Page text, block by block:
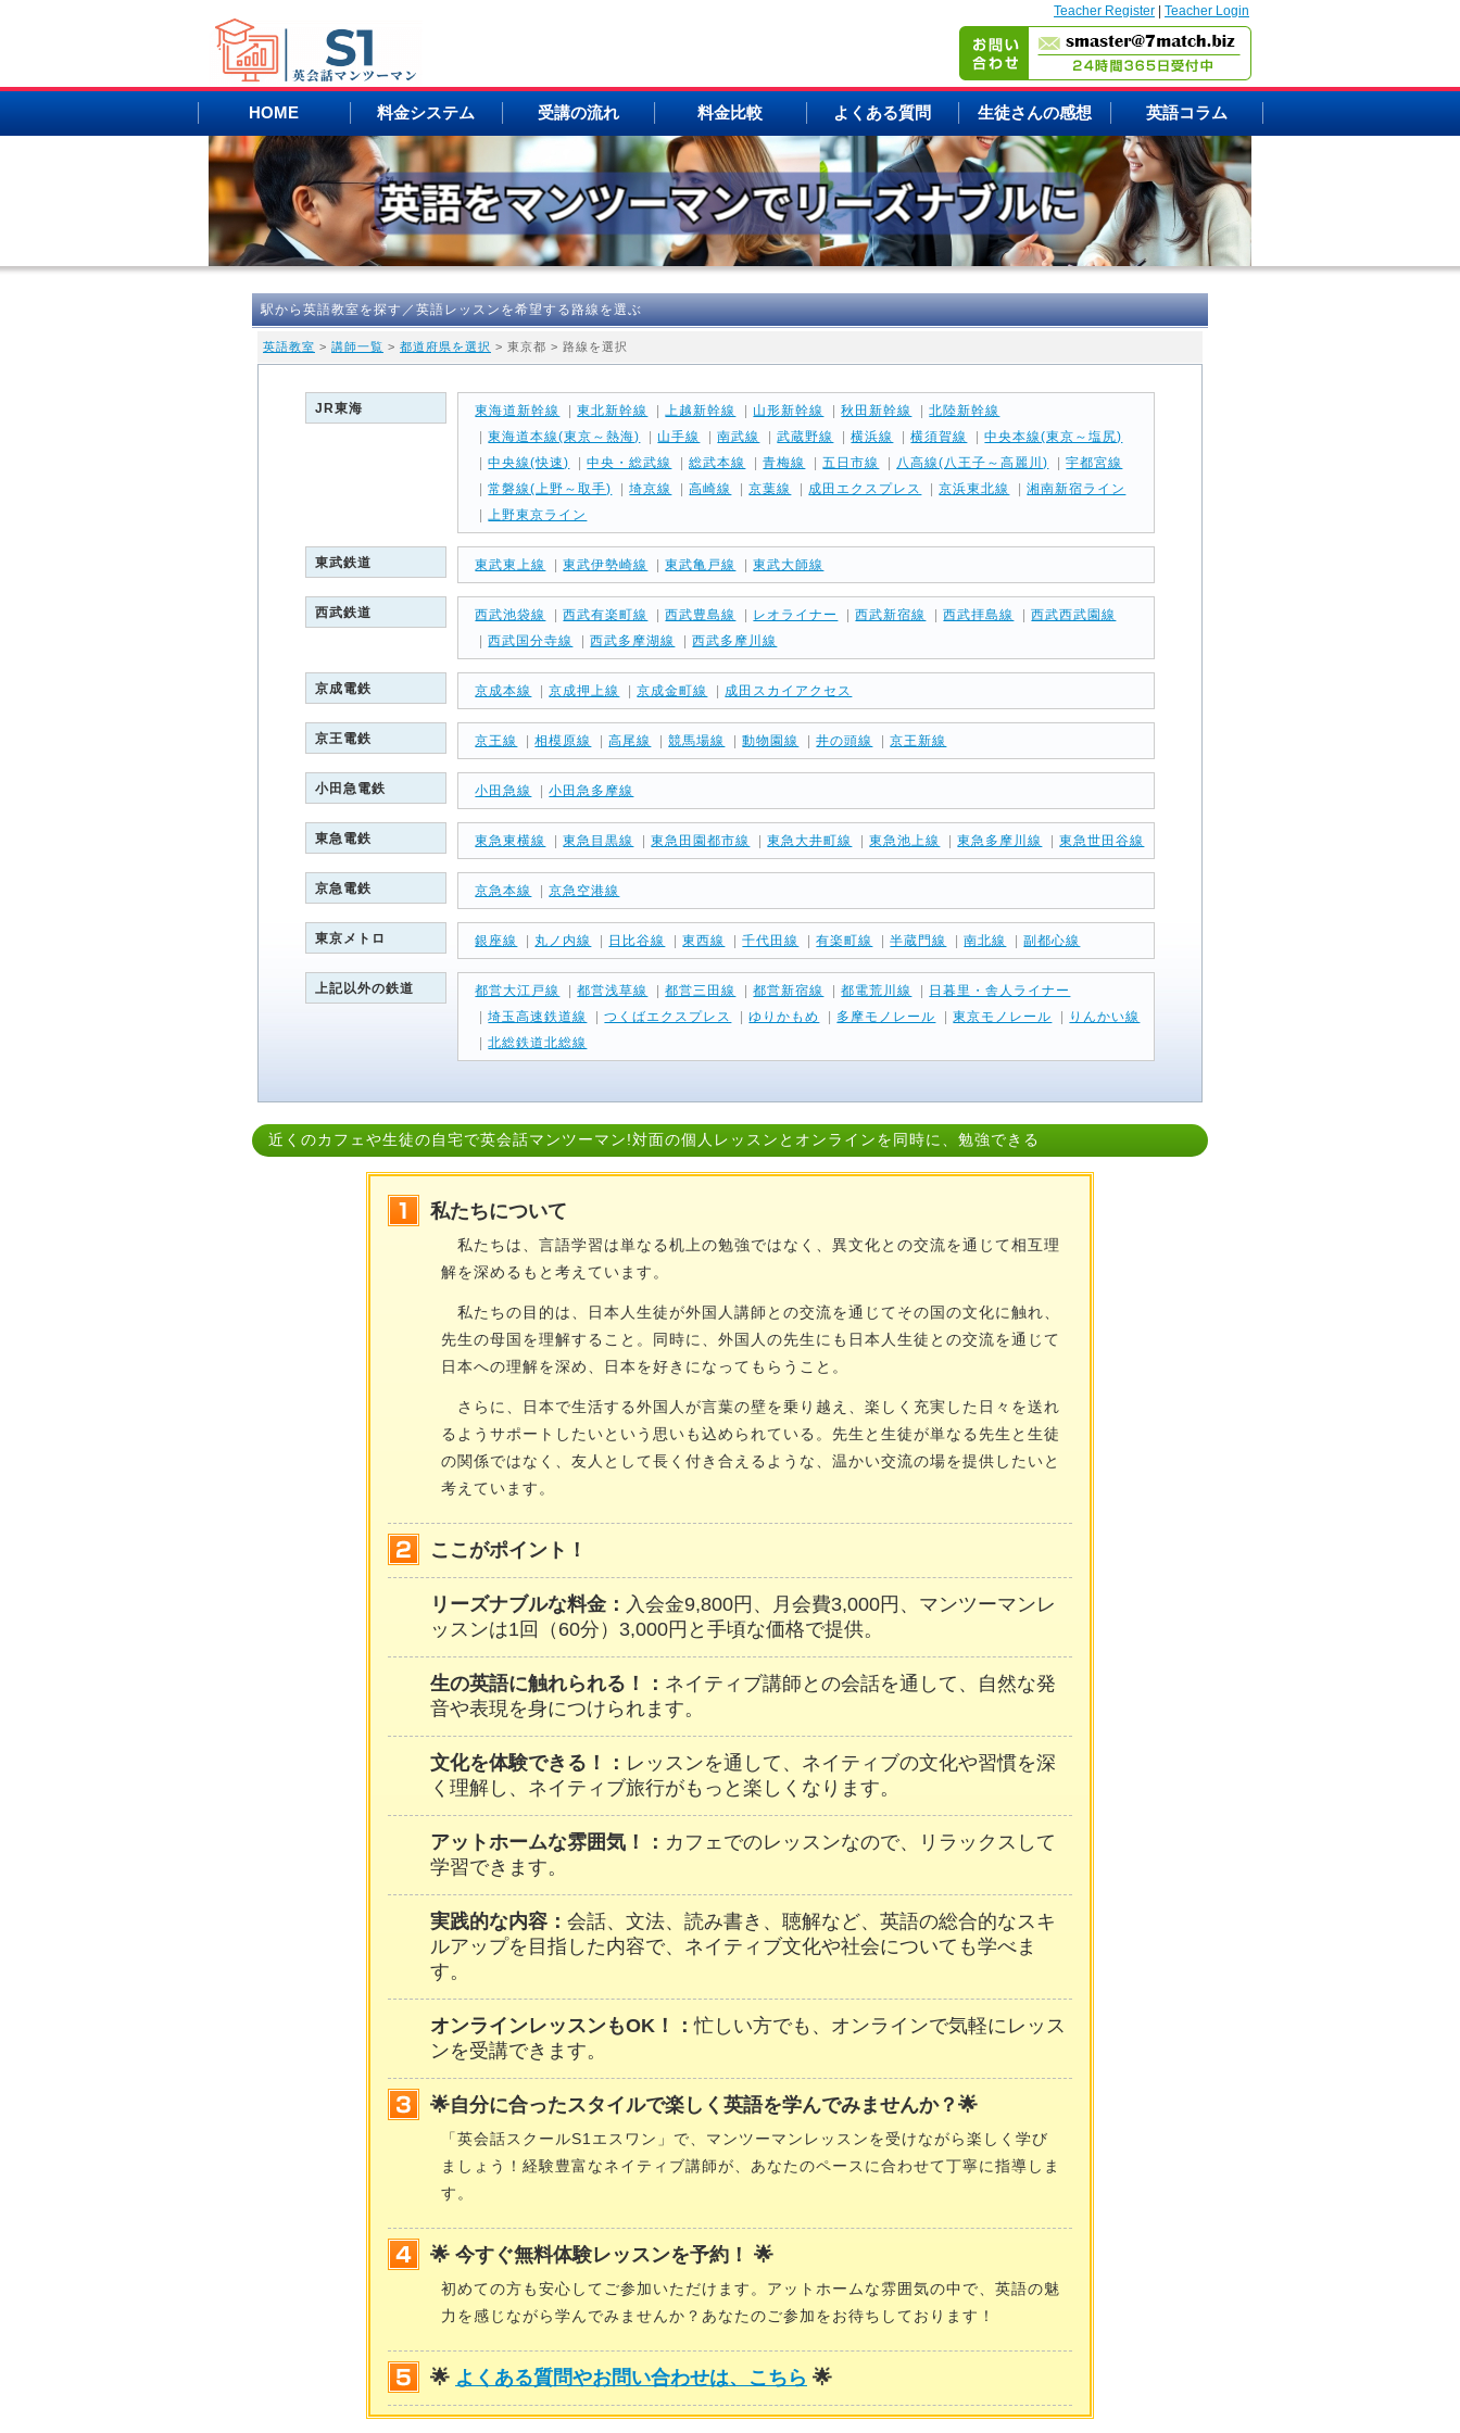
Teacher Register Teacher Login
HOME 料金システム 受講の流れ 料金比較 よくある質問 生徒さんの感想 英語コラム
駅から英語教室を探す／英語レッスンを希望する路線を選ぶ
英語教室 > 講師一覧 > 都道府県を選択 > 東京都 > 路線を選択
JR東海 東海道新幹線 |東北新幹線 |上越新幹線 山形新幹線 |秋田新幹線 |北陸新幹線
|東海道本線(東京～熱海) 山手線 |南武線 |武蔵野線 |横浜線 |横須賀線 |中央本線(東京～塩尻)
|中央線(快速) |中央・総武線 |総武本線 |青梅線 |五日市線 八高線(八王子～高麗川) |宇都宮線
|常磐線(上野～取手) |埼京線 |高崎線 |京葉線 成田エクスプレス |京浜東北線 |湘南新宿ライン
|上野東京ライン
東武鉄道 東武東上線 |東武伊勢崎線 |東武亀戸線 |東武大師線
西武鉄道 西武池袋線 |西武有楽町線 |西武豊島線 レオライナー |西武新宿線 |西武拝島線 |西武西武園線
|西武国分寺線 |西武多摩湖線 |西武多摩川線
京成電鉄 京成本線 |京成押上線 |京成金町線 成田スカイアクセス
京王電鉄 京王線 |相模原線 |高尾線 |競馬場線 |動物園線 |井の頭線 |京王新線
小田急電鉄 小田急線 |小田急多摩線
東急電鉄 東急東横線 |東急目黒線 |東急田園都市線 |東急大井町線 |東急池上線 |東急多摩川線 |東急世田谷線
京急電鉄 京急本線 |京急空港線
東京メトロ 銀座線 丸ノ内線 日比谷線 |東西線 |千代田線 |有楽町線 |半蔵門線 |南北線 |副都心線
上記以外の鉄道 都営大江戸線 |都営浅草線 |都営三田線 |都営新宿線 |都電荒川線
日暮里・舎人ライナー
|埼玉高速鉄道線 |つくばエクスプレス |ゆりかもめ 多摩モノレール |東京モノレール
りんかい線
|北総鉄道北総線
近くのカフェや生徒の自宅で英会話マンツーマン!対面の個人レッスンとオンラインを同時に、勉強できる
私たちについて
私たちは、言語学習は単なる机上の勉強ではなく、異文化との交流を通じて相互理
解を深めるもと考えています。
私たちの目的は、日本人生徒が外国人講師との交流を通じてその国の文化に触れ、
先生の母国を理解すること。同時に、外国人の先生にも日本人生徒との交流を通じて
日本への理解を深め、日本を好きになってもらうこと。
さらに、日本で生活する外国人が言葉の壁を乗り越え、楽しく充実した日々を送れ
るようサポートしたいという思いも込められている。先生と生徒が単なる先生と生徒
の関係ではなく、友人として長く付き合えるような、温かい交流の場を提供したいと
考えています。
ここがポイント！
リーズナブルな料金： 入会金9,800円、月会費3,000円、マンツーマンレ
ッスンは1回（60分）3,000円と手頃な価格で提供。
生の英語に触れられる！： ネイティブ講師との会話を通して、自然な発
音や表現を身につけられます。
文化を体験できる！： レッスンを通して、ネイティブの文化や習慣を深
く理解し、ネイティブ旅行がもっと楽しくなります。
アットホームな雰囲気！： カフェでのレッスンなので、リラックスして
学習できます。
実践的な内容： 会話、文法、読み書き、聴解など、英語の総合的なスキ
ルアップを目指した内容で、ネイティブ文化や社会についても学べま
す。
オンラインレッスンもOK！：忙しい方でも、オンラインで気軽にレッス
ンを受講できます。
🌟自分に合ったスタイルで楽しく英語を学んでみませんか？🌟
「英会話スクールS1エスワン」で、マンツーマンレッスンを受けながら楽しく学び
ましょう！経験豊富なネイティブ講師が、あなたのペースに合わせて丁寧に指導しま
す。
🌟 今すぐ無料体験レッスンを予約！ 🌟
初めての方も安心してご参加いただけます。アットホームな雰囲気の中で、英語の魅
力を感じながら学んでみませんか？あなたのご参加をお待ちしております！
🌟 よくある質問やお問い合わせは、こちら 🌟